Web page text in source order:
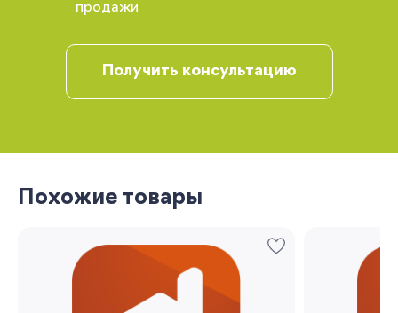
продажи
Получить консультацию
Похожие товары